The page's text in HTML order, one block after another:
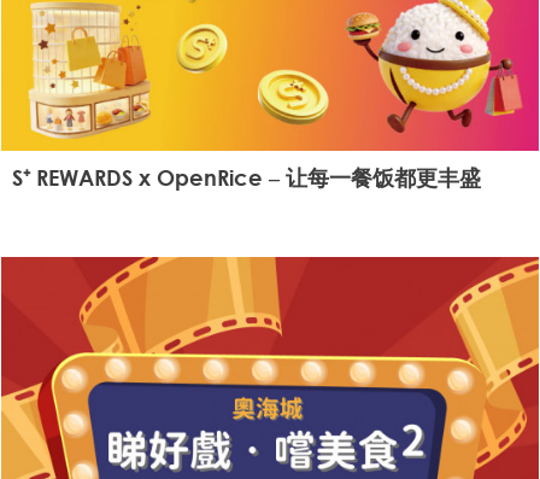
S⁺ REWARDS x OpenRice – 让每一餐饭都更丰盛